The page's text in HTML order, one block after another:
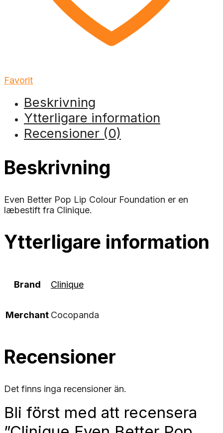
Favorit
Beskrivning
Ytterligare information
Recensioner (0)
Beskrivning
Even Better Pop Lip Colour Foundation er en
læbestift fra Clinique.
Ytterligare information
Brand Clinique
Merchant Cocopanda
Recensioner
Det finns inga recensioner än.
Bli först med att recensera